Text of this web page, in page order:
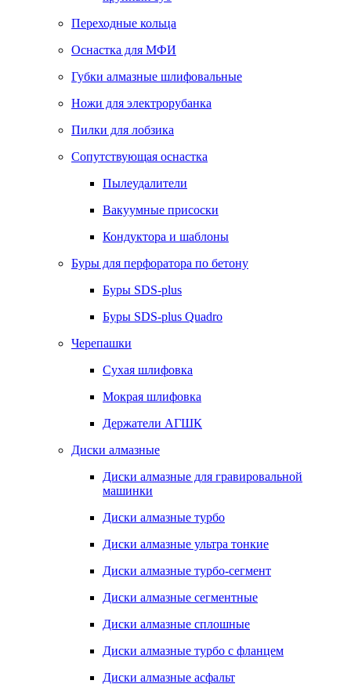
Переходные кольца
Оснастка для МФИ
Губки алмазные шлифовальные
Ножи для электрорубанка
Пилки для лобзика
Сопутствующая оснастка
Пылеудалители
Вакуумные присоски
Кондуктора и шаблоны
Буры для перфоратора по бетону
Буры SDS-plus
Буры SDS-plus Quadro
Черепашки
Сухая шлифовка
Мокрая шлифовка
Держатели АГШК
Диски алмазные
Диски алмазные для гравировальной
машинки
Диски алмазные турбо
Диски алмазные ультра тонкие
Диски алмазные турбо-сегмент
Диски алмазные сегментные
Диски алмазные сплошные
Диски алмазные турбо с фланцем
Диски алмазные асфальт